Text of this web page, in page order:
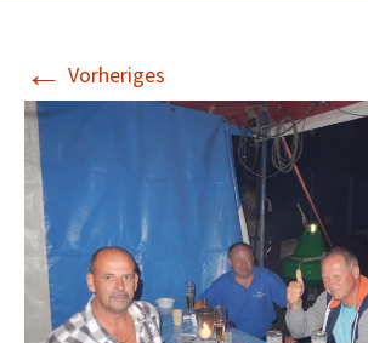
← Vorheriges